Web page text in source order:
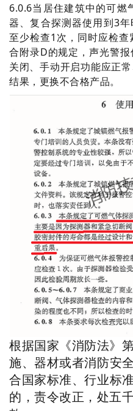
6.0.6当居住建筑中的可燃
器、复合探测器使用到3
至少检查1次，同时应检
合附录D的规定，声光警
关闭、手动开启功能应正
结果，更换不合格产品。
根据国家《消防法》
施、器材或者消防安
合国家标准、行业标准
的，责令改正，处五